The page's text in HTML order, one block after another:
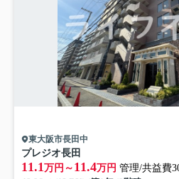
東大阪市長田中
プレジオ長田
11.1万円～ 11.4万円 管理/共益費